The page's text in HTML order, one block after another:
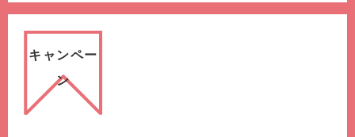
キャンペー
ン